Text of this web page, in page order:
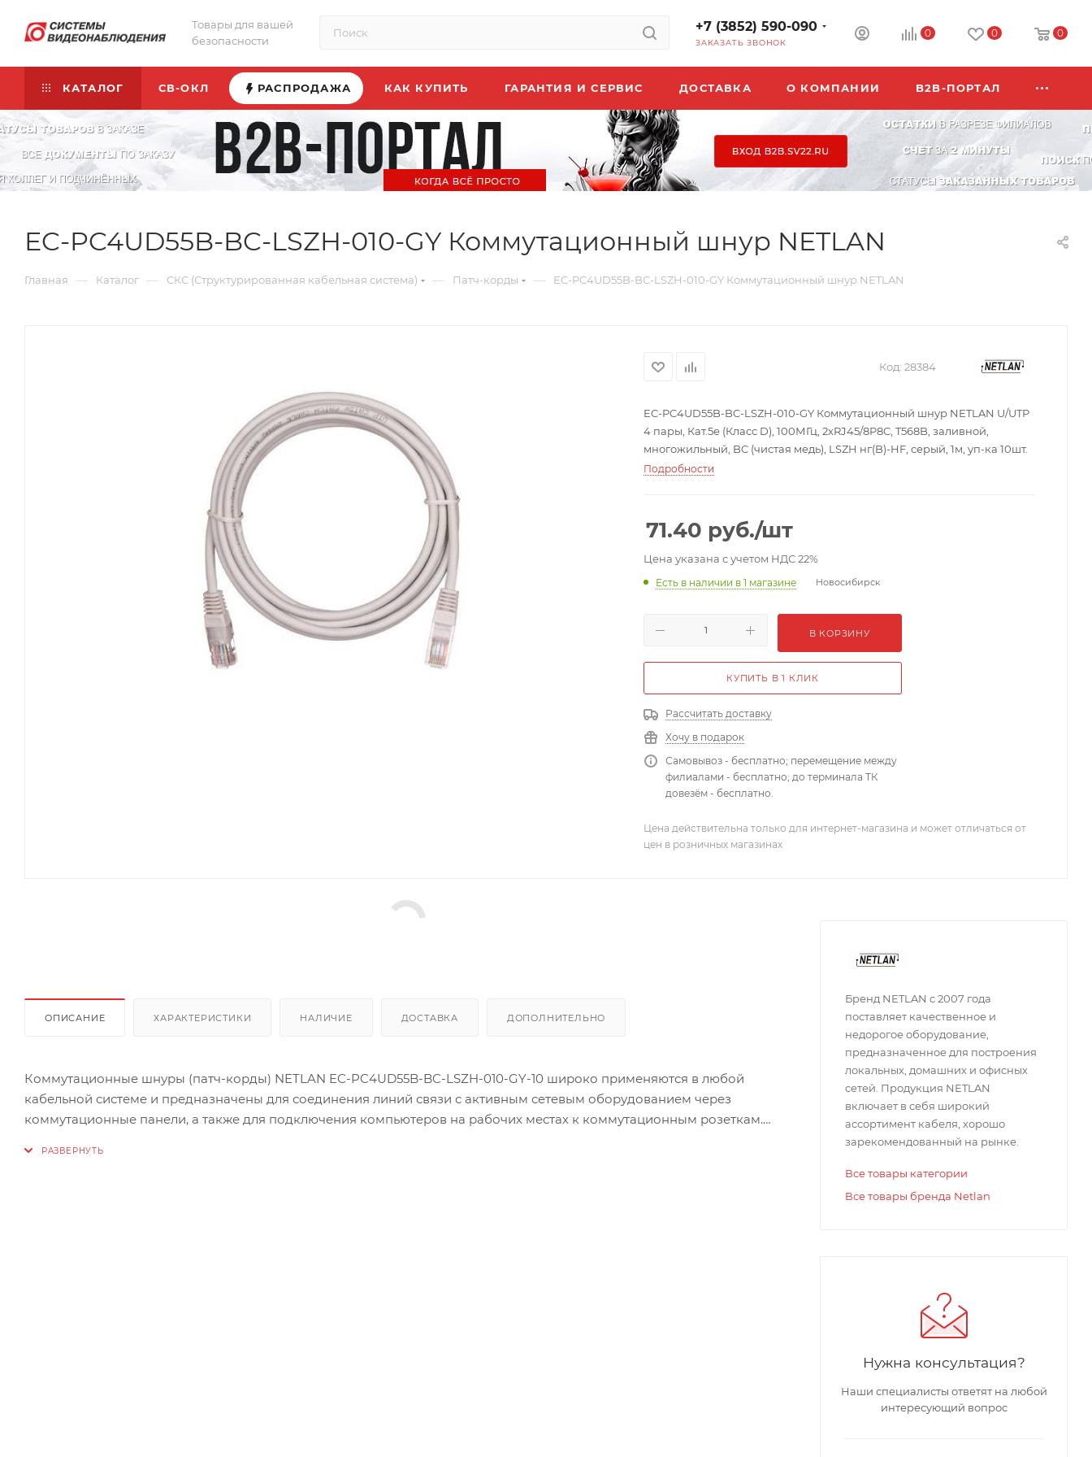
Товары для вашей
безопасности
+7 (3852) 590-090
ЗАКАЗАТЬ ЗВОНОК
0 0 0
КАТАЛОГ СВ-ОКЛ РАСПРОДАЖА КАК КУПИТЬ ГАРАНТИЯ И СЕРВИС ДОСТАВКА О КОМПАНИИ B2B-ПОРТАЛ
EC-PC4UD55B-BC-LSZH-010-GY Коммутационный шнур NETLAN
Главная — Каталог — СКС (Структурированная кабельная система) — Патч-корды — EC-PC4UD55B-BC-LSZH-010-GY Коммутационный шнур NETLAN
Код: 28384
EC-PC4UD55B-BC-LSZH-010-GY Коммутационный шнур NETLAN U/UTP
4 пары, Кат.5е (Класс D), 100МГц, 2хRJ45/8P8C, T568B, заливной,
многожильный, BC (чистая медь), LSZH нг(B)-HF, серый, 1м, уп-ка 10шт.
Подробности
71.40 руб./шт
Цена указана с учетом НДС 22%
Есть в наличии в 1 магазине Новосибирск
В КОРЗИНУ
КУПИТЬ В 1 КЛИК
Рассчитать доставку
Хочу в подарок
Самовывоз - бесплатно; перемещение между
филиалами - бесплатно; до терминала ТК
довезём - бесплатно.
Цена действительна только для интернет-магазина и может отличаться от
цен в розничных магазинах
ОПИСАНИЕ ХАРАКТЕРИСТИКИ НАЛИЧИЕ ДОСТАВКА ДОПОЛНИТЕЛЬНО
Коммутационные шнуры (патч-корды) NETLAN EC-PC4UD55B-BC-LSZH-010-GY-10 широко применяются в любой
кабельной системе и предназначены для соединения линий связи с активным сетевым оборудованием через
коммутационные панели, а также для подключения компьютеров на рабочих местах к коммутационным розеткам.
Бренд NETLAN с 2007 года
поставляет качественное и
недорогое оборудование,
предназначенное для построения
локальных, домашних и офисных
сетей. Продукция NETLAN
включает в себя широкий
ассортимент кабеля, хорошо
зарекомендованный на рынке.
Все товары категории
Все товары бренда Netlan
Нужна консультация?
Наши специалисты ответят на любой
интересующий вопрос